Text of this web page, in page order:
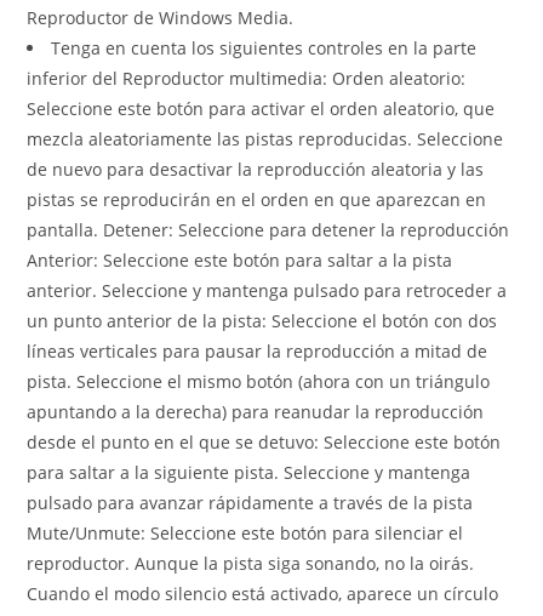
Reproductor de Windows Media.
Tenga en cuenta los siguientes controles en la parte
inferior del Reproductor multimedia: Orden aleatorio:
Seleccione este botón para activar el orden aleatorio, que
mezcla aleatoriamente las pistas reproducidas. Seleccione
de nuevo para desactivar la reproducción aleatoria y las
pistas se reproducirán en el orden en que aparezcan en
pantalla. Detener: Seleccione para detener la reproducción
Anterior: Seleccione este botón para saltar a la pista
anterior. Seleccione y mantenga pulsado para retroceder a
un punto anterior de la pista: Seleccione el botón con dos
líneas verticales para pausar la reproducción a mitad de
pista. Seleccione el mismo botón (ahora con un triángulo
apuntando a la derecha) para reanudar la reproducción
desde el punto en el que se detuvo: Seleccione este botón
para saltar a la siguiente pista. Seleccione y mantenga
pulsado para avanzar rápidamente a través de la pista
Mute/Unmute: Seleccione este botón para silenciar el
reproductor. Aunque la pista siga sonando, no la oirás.
Cuando el modo silencio está activado, aparece un círculo